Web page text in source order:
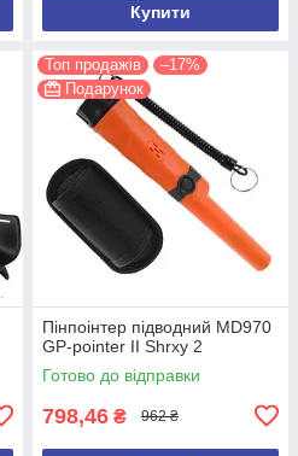
Купити
Топ продажів
–17%
Подарунок
Пінпоінтер підводний MD970
GP-pointer II Shrxy 2
Готово до відправки
798,46 ₴ 962 ₴